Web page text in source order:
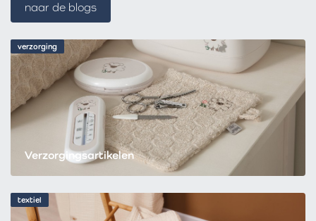
verzorging
Verzorgingsartikelen
textiel
naar de blogs